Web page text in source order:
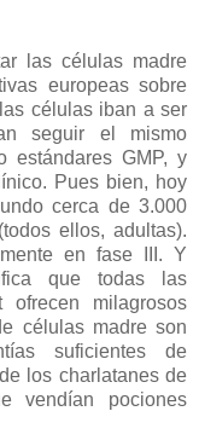
las células madre
europeas sobre
células iban a ser
seguir el mismo
estándares GMP, y
Pues bien, hoy
cerca de 3.000
ellos, adultas).
en fase III. Y
que todas las
milagrosos
células madre son
suficientes de
los charlatanes de
vendían pociones